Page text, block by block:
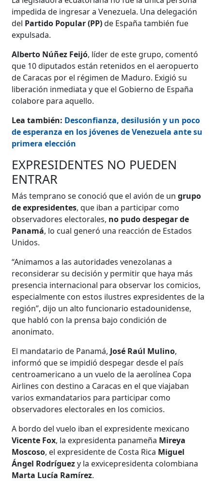
impedida de ingresar a Venezuela. Una delegación
del Partido Popular (PP)de España también fue
expulsada.
Alberto Núñez Feijó, líder de este grupo, comentó
que 10 diputados están retenidos en el aeropuerto
de Caracas por el régimen de Maduro. Exigió su
liberación inmediata y que el Gobierno de España
colabore para aquello.
Lea también: Desconfianza, desilusión y un poco
de esperanza en los jóvenes de Venezuela ante su
primera elección
EXPRESIDENTES NO PUEDEN
ENTRAR
Más temprano se conoció que el avión de ungrupo
de expresidentes, que iban a participar como
observadores electorales, no pudo despegar de
Panamá, lo cual generó una reacción de Estados
Unidos.
“Animamos a las autoridades venezolanas a
reconsiderar su decisión y permitir que haya más
presencia internacional para observar los comicios,
especialmente con estos ilustres expresidentes de la
región”, dijo un alto funcionario estadounidense,
que habló con la prensa bajo condición de
anonimato.
El mandatario de Panamá, José Raúl Mulino,
informó que se impidió despegar desde el país
centroamericano a un vuelo de la aerolínea Copa
Airlines con destino a Caracas en el que viajaban
varios exmandatarios para participar como
observadores electorales en los comicios.
A bordo del vuelo iban el expresidente mexicano
Vicente Fox, la expresidenta panameña Mireya
Moscoso, el expresidente de Costa Rica Miguel
Ángel Rodríguezy la exvicepresidenta colombiana
Marta Lucía Ramírez.